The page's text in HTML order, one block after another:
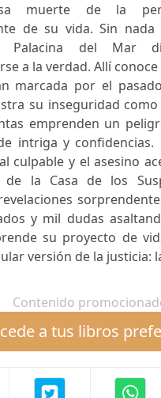
muerte de la
de su vida. Sin
Palacina del Mar
a la verdad. Allí
marcada por el
su inseguridad
emprenden un
intriga y confidencias.
culpable y el asesino
de la Casa de los
y mil dudas
su proyecto de
versión de la justicia:
Contenido
a tus libros